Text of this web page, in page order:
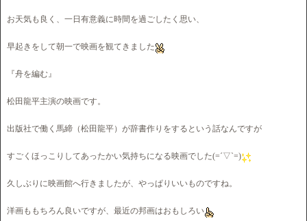
お天気も良く、一日有意義に時間を過ごしたく思い、
早起きをして朝一で映画を観てきました
『舟を編む』
松田龍平主演の映画です。
出版社で働く馬締（松田龍平）が辞書作りをするという話なんですが
すごくほっこりしてあったかい気持ちになる映画でした(=´▽`=)
久しぶりに映画館へ行きましたが、やっぱりいいものですね。
洋画ももちろん良いですが、最近の邦画はおもしろい